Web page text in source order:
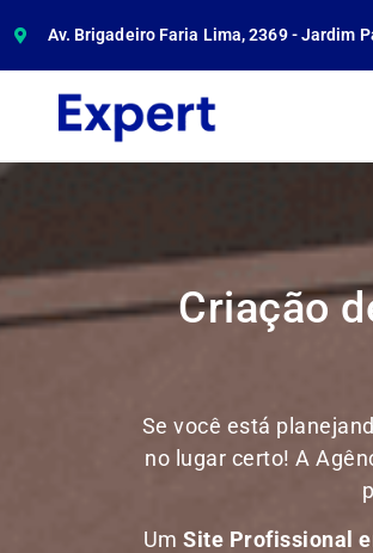
Av. Brigadeiro Faria Lima, 2369 - Jardim
Criação
Se você está
no lugar certo! A
UmSite Profissional